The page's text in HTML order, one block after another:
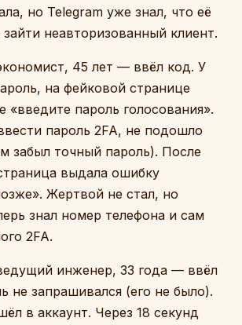
но Telegram уже знал, что её
неавторизованный клиент.
45 лет — ввёл код. У
на фейковой странице
«введите пароль голосования».
пароль 2FA, не подошло
забыл точный пароль). После
выдала ошибку
Жертвой не стал, но
знал номер телефона и сам
2FA.
инженер, 33 года — ввёл
не запрашивался (его не было).
в аккаунт. Через 18 секунд